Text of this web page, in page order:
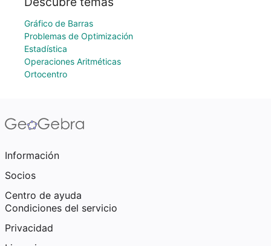
Gráfico de Barras
Problemas de Optimización
Estadística
Operaciones Aritméticas
Ortocentro
Información
Socios
Centro de ayuda
Condiciones del servicio
Privacidad